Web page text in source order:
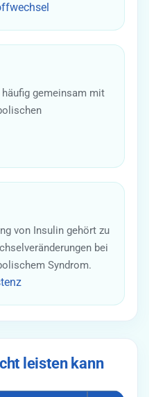
gemeinsam mit
von Insulin gehört zu
bei
Syndrom.
leisten kann